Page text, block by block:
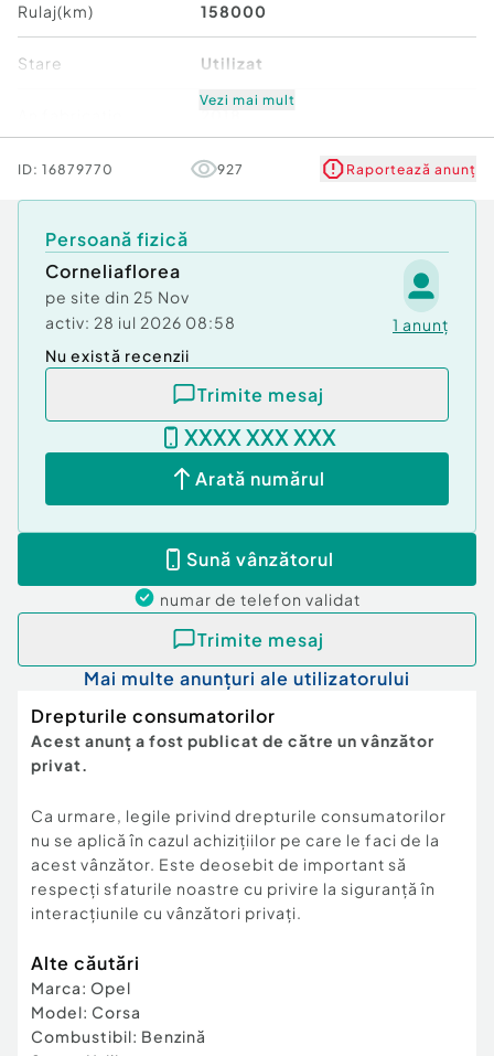
Rulaj(km) 158000
Stare Utilizat
Verifică km
Vezi mai mult
ID: 16879770 927 Raportează anunț
Persoană fizică
Corneliaflorea
pe site din 25 Nov
activ: 28 iul 2026 08:58 1 anunț
Nu există recenzii
Trimite mesaj
XXXX XXX XXX
Arată numărul
Sună vânzătorul
numar de telefon validat
Trimite mesaj
Mai multe anunțuri ale utilizatorului
Drepturile consumatorilor
Acest anunț a fost publicat de către un vânzător
privat.
Ca urmare, legile privind drepturile consumatorilor
nu se aplică în cazul achizițiilor pe care le faci de la
acest vânzător. Este deosebit de important să
respecți sfaturile noastre cu privire la siguranță în
interacțiunile cu vânzători privați.
Alte căutări
Marca: Opel
Model: Corsa
Combustibil: Benzină